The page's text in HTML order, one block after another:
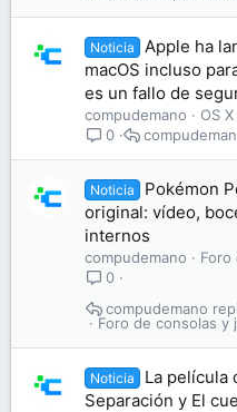
Noticia
Apple ha
macOS incluso
es un fallo de
compudemano
OS X
0
Noticia
Pokémon
original: vídeo,
internos
compudemano
Foro
0
Foro de consolas y
compudemano
Noticia
La película
Separación y El